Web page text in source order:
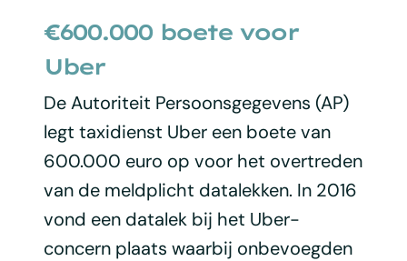
€600.000 boete voor
Uber
De Autoriteit Persoonsgegevens (AP)
legt taxidienst Uber een boete van
600.000 euro op voor het overtreden
van de meldplicht datalekken. In 2016
vond een datalek bij het Uber-
concern plaats waarbij onbevoegden